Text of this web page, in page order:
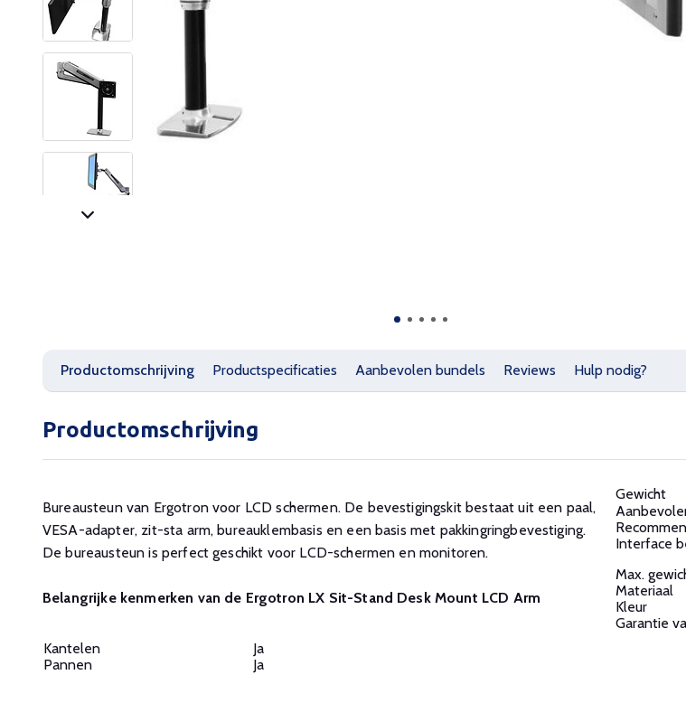
Productomschrijving Productspecificaties Aanbevolen bundels Reviews Hulp nodig?
Productomschrijving
Bureausteun van Ergotron voor LCD schermen. De bevestigingskit bestaat uit een paal,
VESA-adapter, zit-sta arm, bureauklembasis en een basis met pakkingringbevestiging.
De bureausteun is perfect geschikt voor LCD-schermen en monitoren.
Belangrijke kenmerken van de Ergotron LX Sit-Stand Desk Mount LCD Arm
Kantelen
Ja
Pannen
Ja
Gewicht
Interface
Max.
Materiaal
Kleur
Garantie